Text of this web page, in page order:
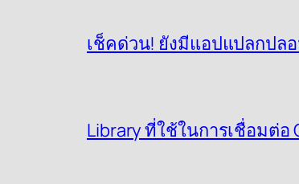
เช็คด่วน! ยังมีแอปแปลกปล
Library ที่ใช้ในการเชื่อมต่อ